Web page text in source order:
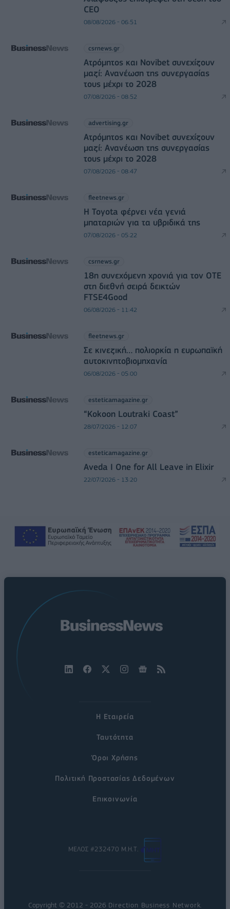
CEO
08/08/2026 - 06:51
csrnews.gr
Ατρόμητος και Novibet συνεχίζουν
μαζί: Ανανέωση της συνεργασίας
τους μέχρι το 2028
07/08/2026 - 08:52
advertising.gr
Ατρόμητος και Novibet συνεχίζουν
μαζί: Ανανέωση της συνεργασίας
τους μέχρι το 2028
07/08/2026 - 08:47
fleetnews.gr
Η Toyota φέρνει νέα γενιά
μπαταριών για τα υβριδικά της
07/08/2026 - 05:22
csrnews.gr
18η συνεχόμενη χρονιά για τον ΟΤΕ
στη διεθνή σειρά δεικτών
FTSE4Good
06/08/2026 - 11:42
fleetnews.gr
Σε κινεζική… πολιορκία η ευρωπαϊκή
αυτοκινητοβιομηχανία
06/08/2026 - 05:00
esteticamagazine.gr
“Kokoon Loutraki Coast”
28/07/2026 - 12:07
esteticamagazine.gr
Aveda I One for All Leave in Elixir
22/07/2026 - 13:20
Η Εταιρεία
Ταυτότητα
Όροι Χρήσης
Πολιτική Προστασίας Δεδομένων
Επικοινωνία
ΜΕΛΟΣ #232470 Μ.Η.Τ.
Copyright © 2012 - 2026 Direction Business Network